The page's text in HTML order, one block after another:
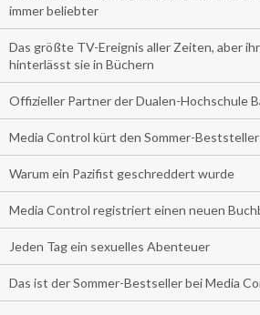
immer beliebter
Das größte TV-Ereignis aller Zeiten, aber
hinterlässt sie in Büchern
Offizieller Partner der Dualen-Hochschule
Media Control kürt den Sommer-
Warum ein Pazifist geschreddert wurde
Media Control registriert einen neuen
Jeden Tag ein sexuelles Abenteuer
Das ist der Sommer-Bestseller bei Media